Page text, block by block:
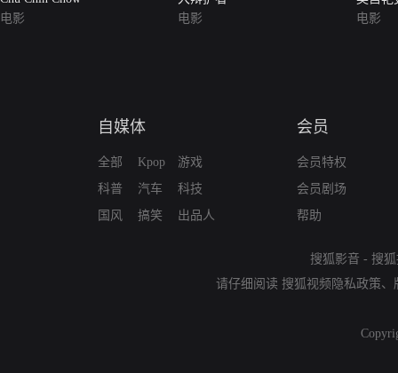
电影
电影
电影
自媒体
全部
科普
国风
Kpop
汽车
搞笑
游戏
科技
出品人
会员
会员特权
会员剧场
帮助
搜狐影音 - 搜
请仔细阅读 搜狐视频隐私政策、